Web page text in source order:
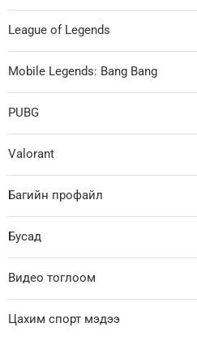
League of Legends
Mobile Legends: Bang Bang
PUBG
Valorant
Багийн профайл
Бусад
Видео тоглоом
Цахим спорт мэдээ